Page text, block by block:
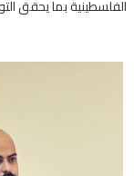
الفلسطينية بما يحقق